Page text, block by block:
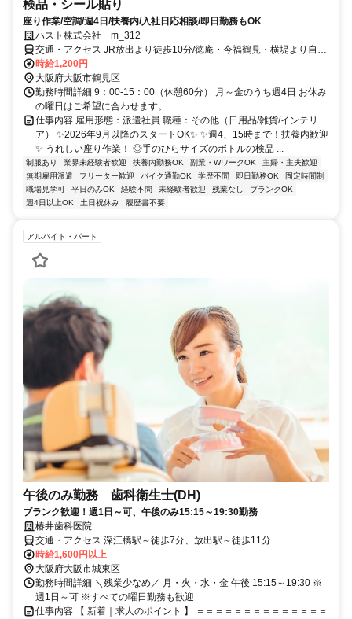
検品・シール貼り
座り作業/空調/週4日/扶養内/入社日応相談/即日勤務もOK
ハスト株式会社 m_312
交通・アクセス JR放出より徒歩10分/徳庵・今福鶴見・横堤より自転
車6分
時給1,200円
大阪府大阪市鶴見区
勤務時間詳細 9：00-15：00（休憩60分） 月～金のうち週4日 お休み
の曜日はご希望に合わせます。
仕事内容 雇用形態：派遣社員 職種：その他（日用品/雑貨/インテリ
ア） ✨2026年9月以降のスタートOK✨ ✨週4、15時まで！扶養内歓迎
✨ うれしい座り作業！ ◎手のひらサイズのボトルの検品 ...
制服あり 業界未経験者歓迎 扶養内勤務OK 副業・WワークOK
主婦・主夫歓迎
無期雇用派遣
フリーター歓迎 バイク通勤OK 学歴不問 即日勤務OK
固定時間制
職場見学可
平日のみOK 経験不問 未経験者歓迎 残業なし
ブランクOK
週4日以上OK
土日祝休み 履歴書不要
アルバイト・パート
午後のみ勤務 歯科衛生士(DH)
ブランク歓迎！週1日～可、午後のみ15:15～19:30勤務
椿井歯科医院
交通・アクセス 深江橋駅～徒歩7分、放出駅～徒歩11分
時給1,600円以上
大阪府大阪市城東区
勤務時間詳細 ＼残業少なめ／ 月・火・水・金 午後 15:15～19:30 ※
週1日～可 ※すべての曜日勤務も歓迎
仕事内容 【 新着｜求人のポイント 】 ＝＝＝＝＝＝＝＝＝＝＝＝＝＝